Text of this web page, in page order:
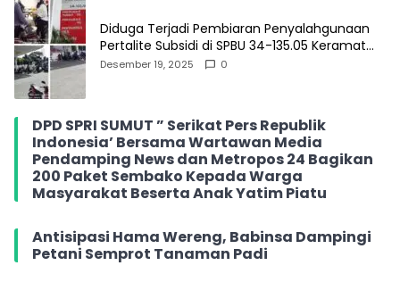
Diduga Terjadi Pembiaran Penyalahgunaan
Pertalite Subsidi di SPBU 34-135.05 Keramat
Jati, Penimbun Bebas Bertransaksi
Desember 19, 2025 0
DPD SPRI SUMUT ” Serikat Pers Republik
Indonesia’ Bersama Wartawan Media
Pendamping News dan Metropos 24 Bagikan
200 Paket Sembako Kepada Warga
Masyarakat Beserta Anak Yatim Piatu
Antisipasi Hama Wereng, Babinsa Dampingi
Petani Semprot Tanaman Padi